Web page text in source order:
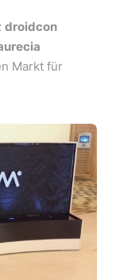
droidcon
Markt für